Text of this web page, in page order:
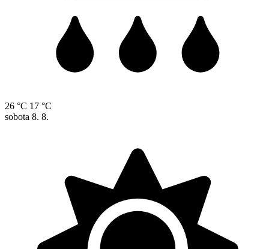
26 °C 17 °C
sobota 8. 8.